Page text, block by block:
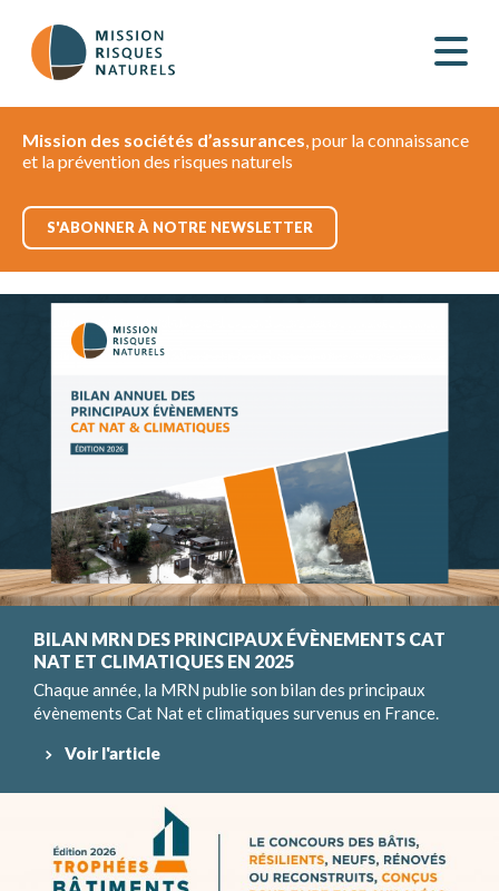
Mission des sociétés d’assurances, pour la connaissance
et la prévention des risques naturels
S'ABONNER À NOTRE NEWSLETTER
BILAN MRN DES PRINCIPAUX ÉVÈNEMENTS CAT
NAT ET CLIMATIQUES EN 2025
Chaque année, la MRN publie son bilan des principaux
évènements Cat Nat et climatiques survenus en France.
Voir l'article